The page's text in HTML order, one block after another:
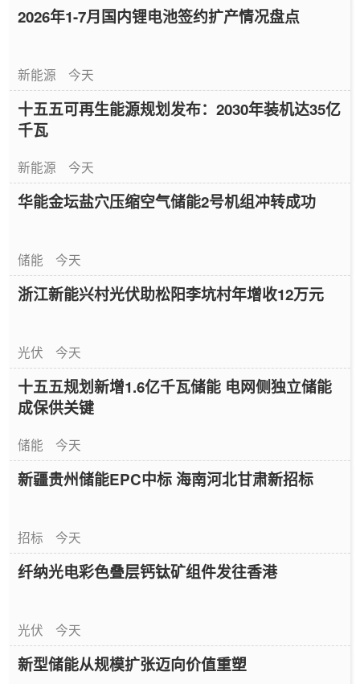
2026年1-7月国内锂电池签约扩产情况盘点
新能源 今天
十五五可再生能源规划发布：2030年装机达35亿
千瓦
新能源 今天
华能金坛盐穴压缩空气储能2号机组冲转成功
储能 今天
浙江新能兴村光伏助松阳李坑村年增收12万元
光伏 今天
十五五规划新增1.6亿千瓦储能 电网侧独立储能
成保供关键
储能 今天
新疆贵州储能EPC中标 海南河北甘肃新招标
招标 今天
纤纳光电彩色叠层钙钛矿组件发往香港
光伏 今天
新型储能从规模扩张迈向价值重塑